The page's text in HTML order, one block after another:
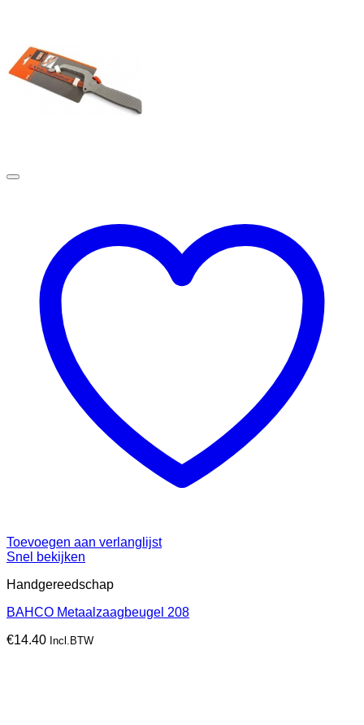
Toevoegen aan verlanglijst
Snel bekijken
Handgereedschap
BAHCO Metaalzaagbeugel 208
€14.40 Incl.BTW